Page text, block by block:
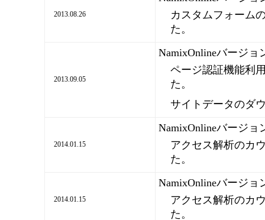
2013.08.26
カスタムフォーム
た。
2013.09.05
NamixOnlineバージョ
ページ認証機能利
た。
サイトデータのダ
2014.01.15
NamixOnlineバージョ
アクセス解析のカ
た。
2014.01.15
NamixOnlineバージョ
アクセス解析のカ
た。